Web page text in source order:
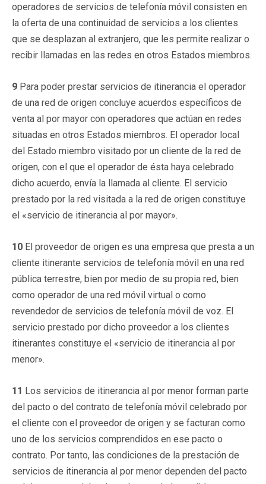
operadores de servicios de telefonía móvil consisten en
la oferta de una continuidad de servicios a los clientes
que se desplazan al extranjero, que les permite realizar o
recibir llamadas en las redes en otros Estados miembros.
9 Para poder prestar servicios de itinerancia el operador
de una red de origen concluye acuerdos específicos de
venta al por mayor con operadores que actúan en redes
situadas en otros Estados miembros. El operador local
del Estado miembro visitado por un cliente de la red de
origen, con el que el operador de ésta haya celebrado
dicho acuerdo, envía la llamada al cliente. El servicio
prestado por la red visitada a la red de origen constituye
el «servicio de itinerancia al por mayor».
10 El proveedor de origen es una empresa que presta a un
cliente itinerante servicios de telefonía móvil en una red
pública terrestre, bien por medio de su propia red, bien
como operador de una red móvil virtual o como
revendedor de servicios de telefonía móvil de voz. El
servicio prestado por dicho proveedor a los clientes
itinerantes constituye el «servicio de itinerancia al por
menor».
11 Los servicios de itinerancia al por menor forman parte
del pacto o del contrato de telefonía móvil celebrado por
el cliente con el proveedor de origen y se facturan como
uno de los servicios comprendidos en ese pacto o
contrato. Por tanto, las condiciones de la prestación de
servicios de itinerancia al por menor dependen del pacto